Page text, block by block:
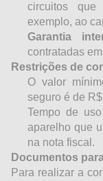
circuitos
exemplo, ao
Garantia
contratadas
Restrições de
O valor
seguro é de
Tempo de
aparelho que
na nota fiscal.
Documentos
Para realizar a